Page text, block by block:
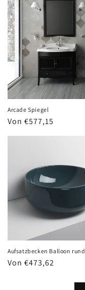
Arcade Spiegel
Normaler
Von €577,15
Aufsatzbecken Balloon rund
Normaler
Von €473,62